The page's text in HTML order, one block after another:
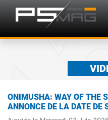
ONIMUSHA: WAY OF THE
ANNONCE DE LA DATE DE